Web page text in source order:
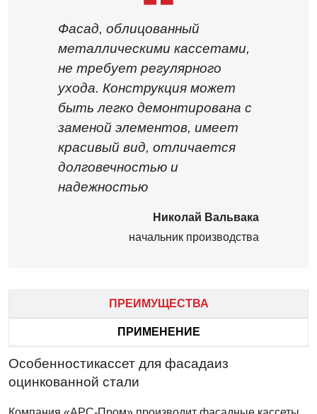
Фасад, облицованный
металлическими кассетами,
не требует регулярного
ухода. Конструкция может
быть легко демонтирована с
заменой элементов, имеет
красивый вид, отличается
долговечностью и
надежностью
Николай Вальвака
начальник производства
ПРЕИМУЩЕСТВА
ПРИМЕНЕНИЕ
Особенностикассет для фасадаиз
оцинкованной стали